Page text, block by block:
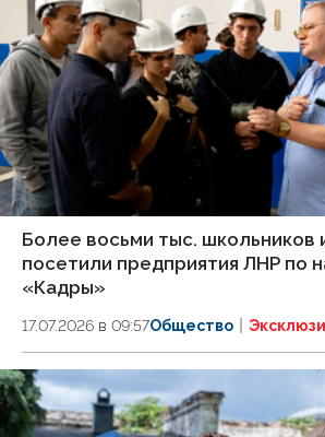
Более восьми тыс. школьников
посетили предприятия ЛНР по
«Кадры»
17.07.2026 в 09:57Общество